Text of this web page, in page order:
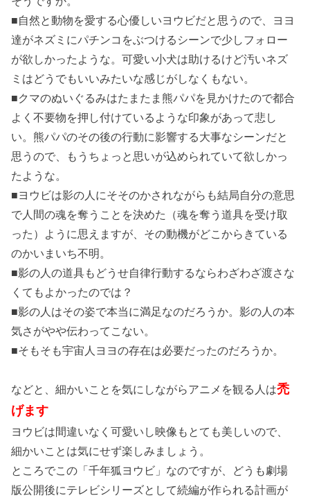
■自然と動物を愛する心優しいヨウビだと思うので、ヨヨ
達がネズミにパチンコをぶつけるシーンで少しフォロー
が欲しかったような。可愛い小犬は助けるけど汚いネズ
ミはどうでもいいみたいな感じがしなくもない。
■クマのぬいぐるみはたまたま熊パパを見かけたので都合
よく不要物を押し付けているような印象があって悲し
い。熊パパのその後の行動に影響する大事なシーンだと
思うので、もうちょっと思いが込められていて欲しかっ
たような。
■ヨウビは影の人にそそのかされながらも結局自分の意思
で人間の魂を奪うことを決めた（魂を奪う道具を受け取
った）ように思えますが、その動機がどこからきている
のかいまいち不明。
■影の人の道具もどうせ自律行動するならわざわざ渡さな
くてもよかったのでは？
■影の人はその姿で本当に満足なのだろうか。影の人の本
気さがやや伝わってこない。
■そもそも宇宙人ヨヨの存在は必要だったのだろうか。
などと、細かいことを気にしながらアニメを観る人は禿
げます
ヨウビは間違いなく可愛いし映像もとても美しいので、
細かいことは気にせず楽しみましょう。
ところでこの「千年狐ヨウビ」なのですが、どうも劇場
版公開後にテレビシリーズとして続編が作られる計画が